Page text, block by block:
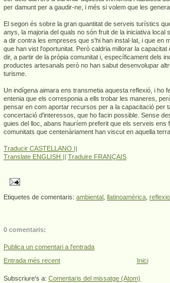
per damunt per a gaudir-ne, i més si volem que les
El segon és sobre la gran quantitat de serveis turístics
anys, la majoria del quals no són fruit de la iniciativa local
a dir contra les empreses que s'hi han instal·lat, i que en
que han vist l'oportunitat. Però caldria millorar la
dir, a partir de la pròpia comunitat i, específicament dels
productes artesanals però no han sabut desenvolupar
turisme.
Un indígena aimara ens transmetia aquesta reflexió, i ho
entenia que els corresponia a ells trobar les maneres,
pensar en com aportar recursos per a la capacitació per
concertació d'interessos, que ho facin possible. Sense
guies del lloc, abans hauríem preferit que els serveis
comunitats que centenàriament han viscut en aquella
Traducir CASTELLANO ||
Translate ENGLISH || Traduire FRANÇAIS
Etiquetes de comentaris: ambiental llatinoamèrica
0 comentaris:
Publica un comentari a l'entrada
Entrada més recent
Inici
Subscriure's a: Comentaris del missatge (Atom)